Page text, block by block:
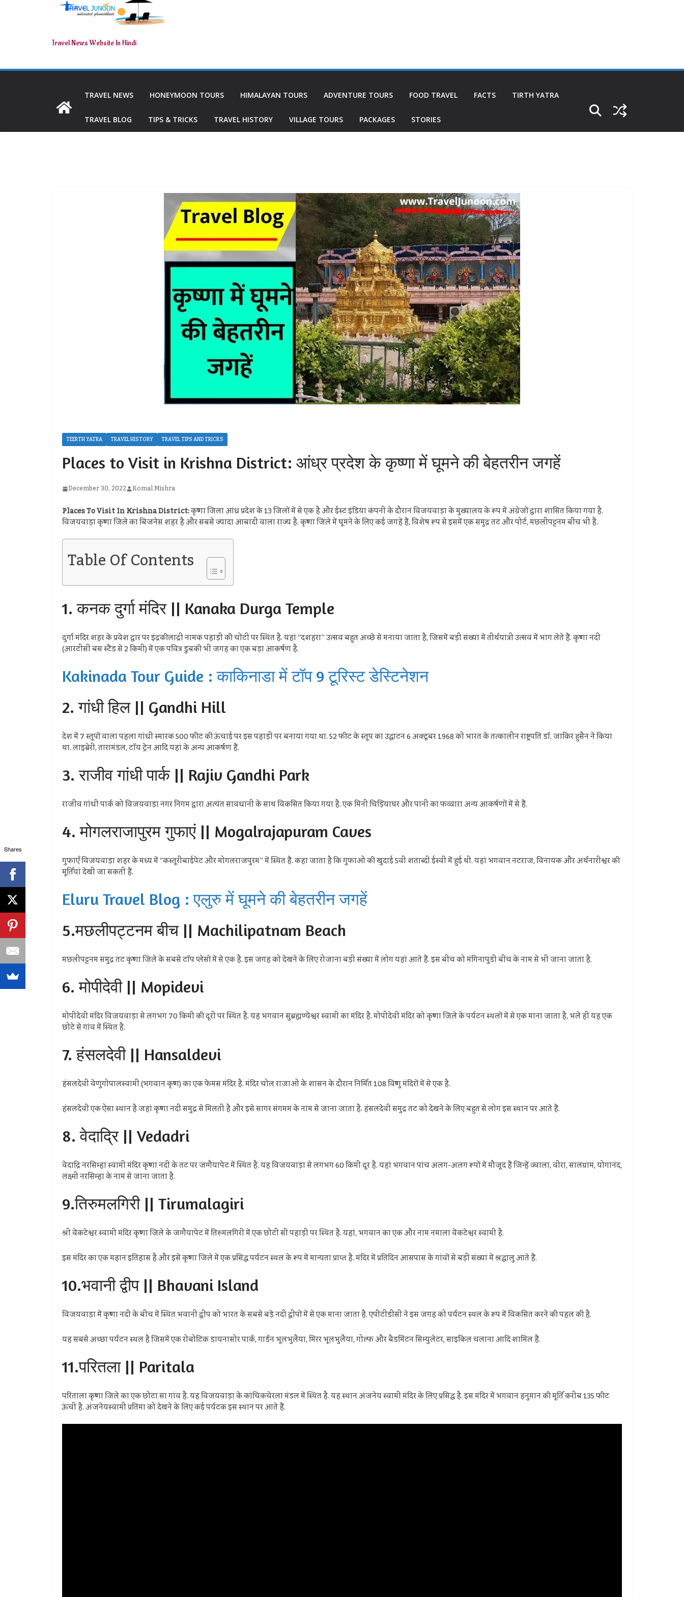
Travel News Website In Hindi
TRAVEL NEWS HONEYMOON TOURS HIMALAYAN TOURS ADVENTURE TOURS FOOD TRAVEL FACTS TIRTH YATRA
TRAVEL BLOG TIPS & TRICKS TRAVEL HISTORY VILLAGE TOURS PACKAGES STORIES
TEERTH YATRA TRAVEL HISTORY TRAVEL TIPS AND TRICKS
Places to Visit in Krishna District: आंध्र प्रदेश के कृष्णा में घूमने की बेहतरीन जगहें
December 30, 2022 Komal Mishra
Places To Visit In Krishna District:कृष्णा जिला आंध्र प्रदेश के 13 जिलों में से एक है और ईस्ट इंडिया कंपनी के दौरान विजयवाड़ा के मुख्यालय के रूप में अंग्रेजों द्वारा शासित किया गया है.
विजयवाड़ा कृष्णा जिले का बिजनेस शहर है और सबसे ज्यादा आबादी वाला राज्य है. कृष्णा जिले में घूमने के लिए कई जगहें हैं, विशेष रूप से इसमें एक समुद्र तट और पोर्ट, मछलीपट्टनम बीच भी है.
Table Of Contents
1. कनक दुर्गा मंदिर || Kanaka Durga Temple
दुर्गा मंदिर शहर के प्रवेश द्वार पर इंद्रकीलाद्री नामक पहाड़ी की चोटी पर स्थित है. यहां “दशहरा” उत्सव बहुत अच्छे से मनाया जाता है, जिसमें बड़ी संख्या में तीर्थयात्री उत्सव में भाग लेते हैं. कृष्णा नदी
(आरटीसी बस स्टैंड से 2 किमी) में एक पवित्र डुबकी भी जगह का एक बड़ा आकर्षण है.
Kakinada Tour Guide : काकिनाडा में टॉप 9 टूरिस्ट डेस्टिनेशन
2. गांधी हिल || Gandhi Hill
देश में 7 स्तूपों वाला पहला गांधी स्मारक 500 फीट की ऊंचाई पर इस पहाड़ी पर बनाया गया था. 52 फीट के स्तूप का उद्घाटन 6 अक्टूबर 1968 को भारत के तत्कालीन राष्ट्रपति डॉ. जाकिर हुसैन ने किया
था. लाइब्रेरी, तारामंडल, टॉय ट्रेन आदि यहां के अन्य आकर्षण हैं.
3. राजीव गांधी पार्क || Rajiv Gandhi Park
राजीव गांधी पार्क को विजयवाड़ा नगर निगम द्वारा अत्यंत सावधानी के साथ विकसित किया गया है. एक मिनी चिड़ियाघर और पानी का फव्वारा अन्य आकर्षणों में से हैं.
4. मोगलराजापुरम गुफाएं || Mogalrajapuram Caves
गुफाएँ विजयवाड़ा शहर के मध्य में “कस्तूरीबाईपेट और मोगलराजपुरम” में स्थित हैं. कहा जाता है कि गुफाओं की खुदाई 5वीं शताब्दी ईस्वी में हुई थी. यहां भगवान नटराज, विनायक और अर्थनारीश्वर की
मूर्तियां देखी जा सकती हैं.
Eluru Travel Blog : एलुरु में घूमने की बेहतरीन जगहें
5.मछलीपट्टनम बीच || Machilipatnam Beach
मछलीपट्टनम समुद्र तट कृष्णा जिले के सबसे टॉप प्लेसों में से एक है. इस जगह को देखने के लिए रोजाना बड़ी संख्या में लोग यहां आते हैं. इस बीच को मंगिनापुडी बीच के नाम से भी जाना जाता है.
6. मोपीदेवी || Mopidevi
मोपीदेवी मंदिर विजयवाड़ा से लगभग 70 किमी की दूरी पर स्थित है. यह भगवान सुब्रह्मण्येश्वर स्वामी का मंदिर है. मोपीदेवी मंदिर को कृष्णा जिले के पर्यटन स्थलों में से एक माना जाता है, भले ही यह एक
छोटे से गांव में स्थित है.
7. हंसलदेवी || Hansaldevi
हंसलदेवी वेणुगोपालस्वामी (भगवान कृष्ण) का एक फेमस मंदिर है. मंदिर चोल राजाओं के शासन के दौरान निर्मित 108 विष्णु मंदिरों में से एक है.
हंसलदेवी एक ऐसा स्थान है जहां कृष्णा नदी समुद्र से मिलती है और इसे सागर संगमम के नाम से जाना जाता है. हंसलदेवी समुद्र तट को देखने के लिए बहुत से लोग इस स्थान पर आते हैं.
8. वेदाद्रि || Vedadri
वेदाद्रि नरसिम्हा स्वामी मंदिर कृष्णा नदी के तट पर जग्गैयापेट में स्थित है. यह विजयवाड़ा से लगभग 60 किमी दूर है. यहां भगवान पांच अलग-अलग रूपों में मौजूद हैं जिन्हें ज्वाला, वीरा, सालग्राम, योगानंद,
लक्ष्मी नरसिम्हा के नाम से जाना जाता है.
9.तिरुमलगिरी || Tirumalagiri
श्री वेंकटेश्वर स्वामी मंदिर कृष्णा जिले के जग्गैयापेट में तिरुमलगिरी में एक छोटी सी पहाड़ी पर स्थित है. यहां, भगवान का एक और नाम नमाला वेंकटेश्वर स्वामी है.
इस मंदिर का एक महान इतिहास है और इसे कृष्णा जिले में एक प्रसिद्ध पर्यटन स्थल के रूप में मान्यता प्राप्त है. मंदिर में प्रतिदिन आसपास के गांवों से बड़ी संख्या में श्रद्धालु आते हैं.
10.भवानी द्वीप || Bhavani Island
विजयवाड़ा में कृष्णा नदी के बीच में स्थित भवानी द्वीप को भारत के सबसे बड़े नदी द्वीपों में से एक माना जाता है. एपीटीडीसी ने इस जगह को पर्यटन स्थल के रूप में विकसित करने की पहल की है.
यह सबसे अच्छा पर्यटन स्थल है जिसमें एक रोबोटिक डायनासोर पार्क, गार्डन भूलभुलैया, मिरर भूलभुलैया, गोल्फ और बैडमिंटन सिम्युलेटर, साइकिल चलाना आदि शामिल हैं.
11.परितला || Paritala
परिताला कृष्णा जिले का एक छोटा सा गांव है. यह विजयवाड़ा के कांचिकचेरला मंडल में स्थित है. यह स्थान अंजनेय स्वामी मंदिर के लिए प्रसिद्ध है. इस मंदिर में भगवान हनुमान की मूर्ति करीब 135 फीट
ऊंची है. अंजनेयस्वामी प्रतिमा को देखने के लिए कई पर्यटक इस स्थान पर आते हैं.
Shares